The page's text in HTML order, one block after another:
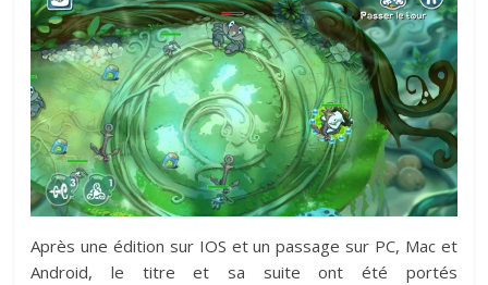
Après une édition sur IOS et un passage sur PC, Mac et
Android, le titre et sa suite ont été portés